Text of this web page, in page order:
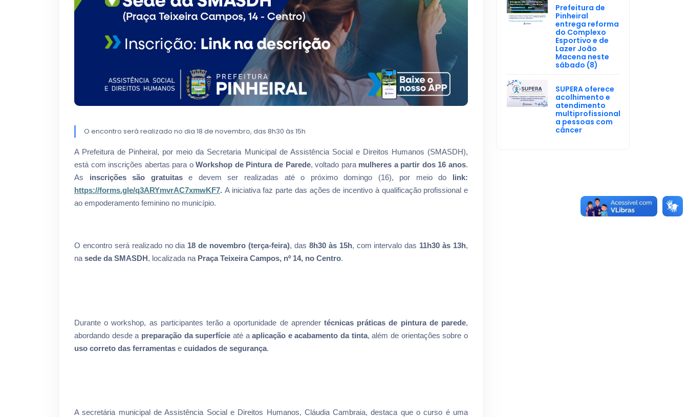
O encontro será realizado no dia 18 de novembro, das 8h30 às 15h
A Prefeitura de Pinheiral, por meio da Secretaria Municipal de Assistência Social e Direitos Humanos (SMASDH),
está com inscrições abertas para oWorkshop de Pintura de Parede, voltado para mulheres a partir dos 16 anos.
As inscrições são gratuitase devem ser realizadas até o próximo domingo (16), por meio do link:
https://forms.gle/q3ARYmvrAC7xmwKF7. A iniciativa faz parte das ações de incentivo à qualificação profissional e
ao empoderamento feminino no município.
O encontro será realizado no dia 18 de novembro (terça-feira), das 8h30 às 15h, com intervalo das 11h30 às 13h,
na sede da SMASDH , localizada na Praça Teixeira Campos, nº 14, no Centro.
Durante o workshop, as participantes terão a oportunidade de aprender técnicas práticas de pintura de parede,
abordando desde a preparação da superfície até aaplicação e acabamento da tinta, além de orientações sobre o
uso correto das ferramentas e cuidados de segurança.
A secretária municipal de Assistência Social e Direitos Humanos, Cláudia Cambraia, destaca que o curso é uma
Prefeitura de
Pinheiral
entrega reforma
do Complexo
Esportivo e de
Lazer João
Macena neste
sábado (8)
SUPERA oferece
acolhimento e
atendimento
multiprofissional
a pessoas com
câncer